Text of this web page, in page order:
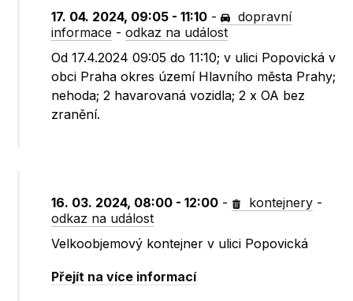
17. 04. 2024, 09:05 - 11:10 -
dopravní
informace -odkaz na událost
Od 17.4.2024 09:05 do 11:10; v ulici Popovická v
obci Praha okres území Hlavního města Prahy;
nehoda; 2 havarovaná vozidla; 2 x OA bez
zranění.
16. 03. 2024, 08:00 - 12:00 - kontejnery -
odkaz na událost
Velkoobjemový kontejner v ulici Popovická
Přejít na více informací